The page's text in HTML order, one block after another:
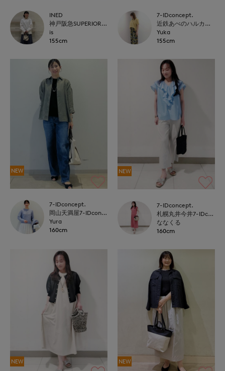
INED
神戸阪急SUPERIORCLOSET
is
155cm
7-IDconcept.
近鉄あべのハルカス7-IDconcept.
Yuka
155cm
NEW
7-IDconcept.
岡山天満屋7-IDconcept.
Yura
160cm
NEW
7-IDconcept.
札幌丸井今井7-IDconcept.
ななくる
160cm
NEW NEW